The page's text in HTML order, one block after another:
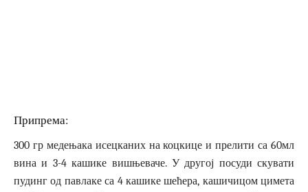
Припрема:
300 гр медењака исецканих на коцкице и прелити са 60мл
вина и 3-4 кашике вишњеваче. У другој посуди скувати
пудинг од павлаке са 4 кашике шећера, кашичицом цимета